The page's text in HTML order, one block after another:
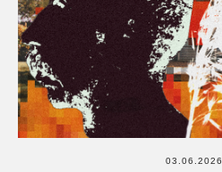
03.06.2026